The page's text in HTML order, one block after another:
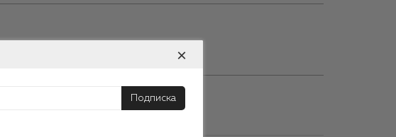
Подписка
×